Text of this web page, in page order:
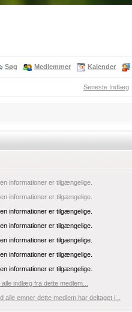
Søg Medlemmer Kalender
Seneste Indlæg
informationer er tilgængelige.
informationer er tilgængelige.
informationer er tilgængelige.
informationer er tilgængelige.
informationer er tilgængelige.
informationer er tilgængelige.
informationer er tilgængelige.
alle indlæg fra dette medlem...
alle emner dette medlem har deltaget i...